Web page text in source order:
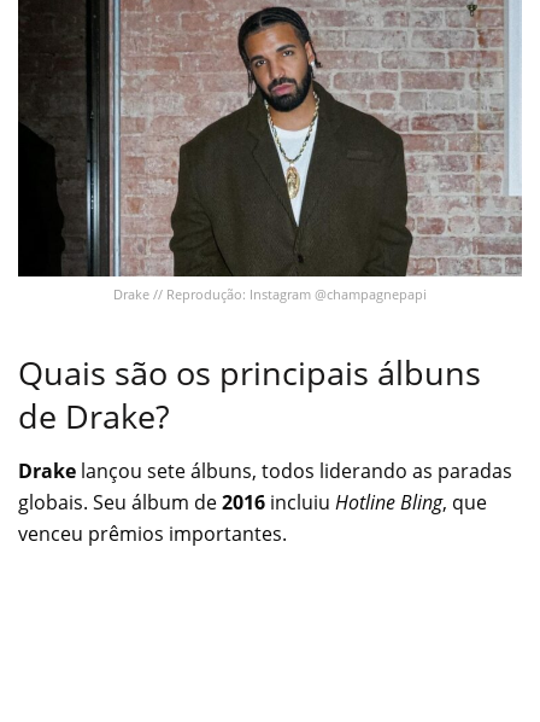
Drake // Reprodução: Instagram @champagnepapi
Quais são os principais álbuns
de Drake?
Drake lançou sete álbuns, todos liderando as paradas
globais. Seu álbum de2016 incluiu Hotline Bling, que
venceu prêmios importantes.